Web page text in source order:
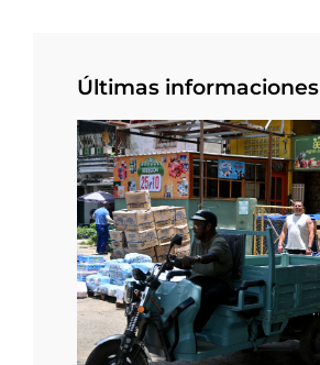
Últimas informaciones